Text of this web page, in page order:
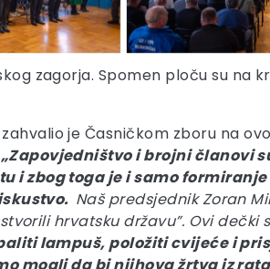
zagorja. Spomen ploču su na
zahvalio je Časničkom zboru na
„Zapovjedništvo i brojni članovi
i zbog toga je i samo
Naš predsjednik Zoran
hrvatsku državu”. Ovi dečki
lampuš, položiti cvijeće i